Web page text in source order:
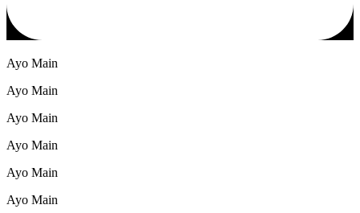
Ayo Main
Ayo Main
Ayo Main
Ayo Main
Ayo Main
Ayo Main